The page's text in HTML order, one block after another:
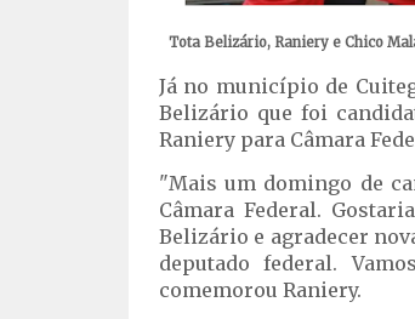
Tota Belizário, Raniery e Chico
Já no município de
Belizário que foi
Raniery para Câmara
"Mais um domingo de
Câmara Federal.
Belizário e agradecer
deputado federal.
comemorou Raniery.